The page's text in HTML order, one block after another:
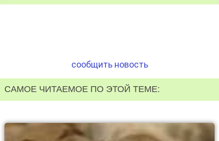
сообщить новость
САМОЕ ЧИТАЕМОЕ ПО ЭТОЙ ТЕМЕ: